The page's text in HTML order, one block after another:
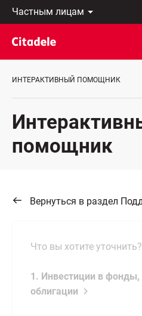
Частным
лицам
Предприятиям
Private
Banking
банке
ru
Latviski
По-
русски
In
ИНТЕРАКТИВНЫЙ ПОМОЩНИК
помощник
Вернуться в раздел
Что вы хотите уточнить?
1. Инвестиции в фонды,
облигации